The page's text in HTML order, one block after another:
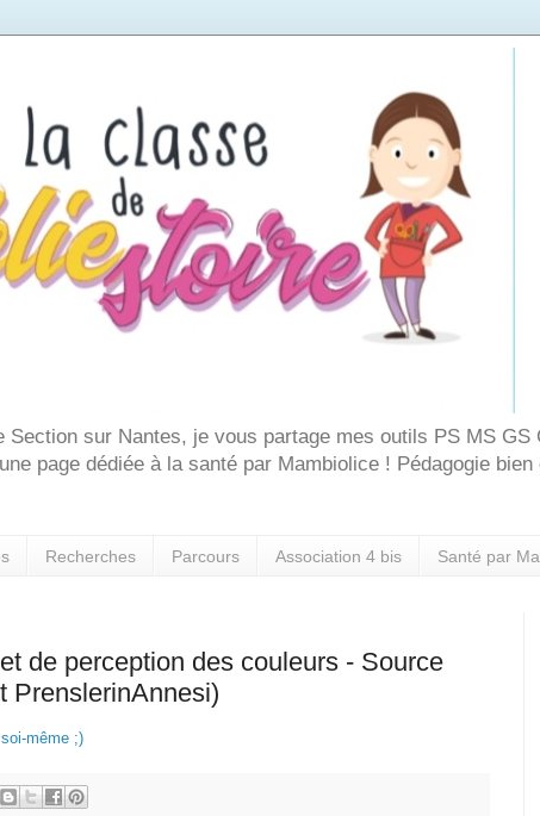
Section sur Nantes, je vous partage mes outils PS MS
page dédiée à la santé par Mambiolice ! Pédagogie
Recherches Parcours Association 4 bis Santé par
de perception des couleurs - Source
PrenslerinAnnesi)
même ;)